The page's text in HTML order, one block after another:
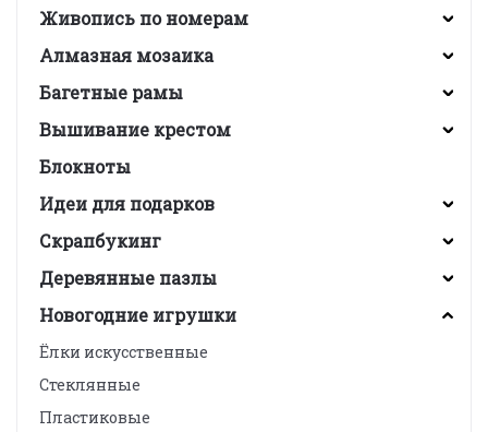
Живопись по номерам
Алмазная мозаика
Багетные рамы
Вышивание крестом
Блокноты
Идеи для подарков
Скрапбукинг
Деревянные пазлы
Новогодние игрушки
Ёлки искусственные
Стеклянные
Пластиковые